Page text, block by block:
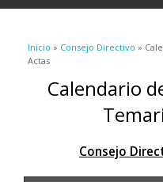
Se encuentra usted
Inicio » Consejo Directivo »
Actas
Calendario
Consejo